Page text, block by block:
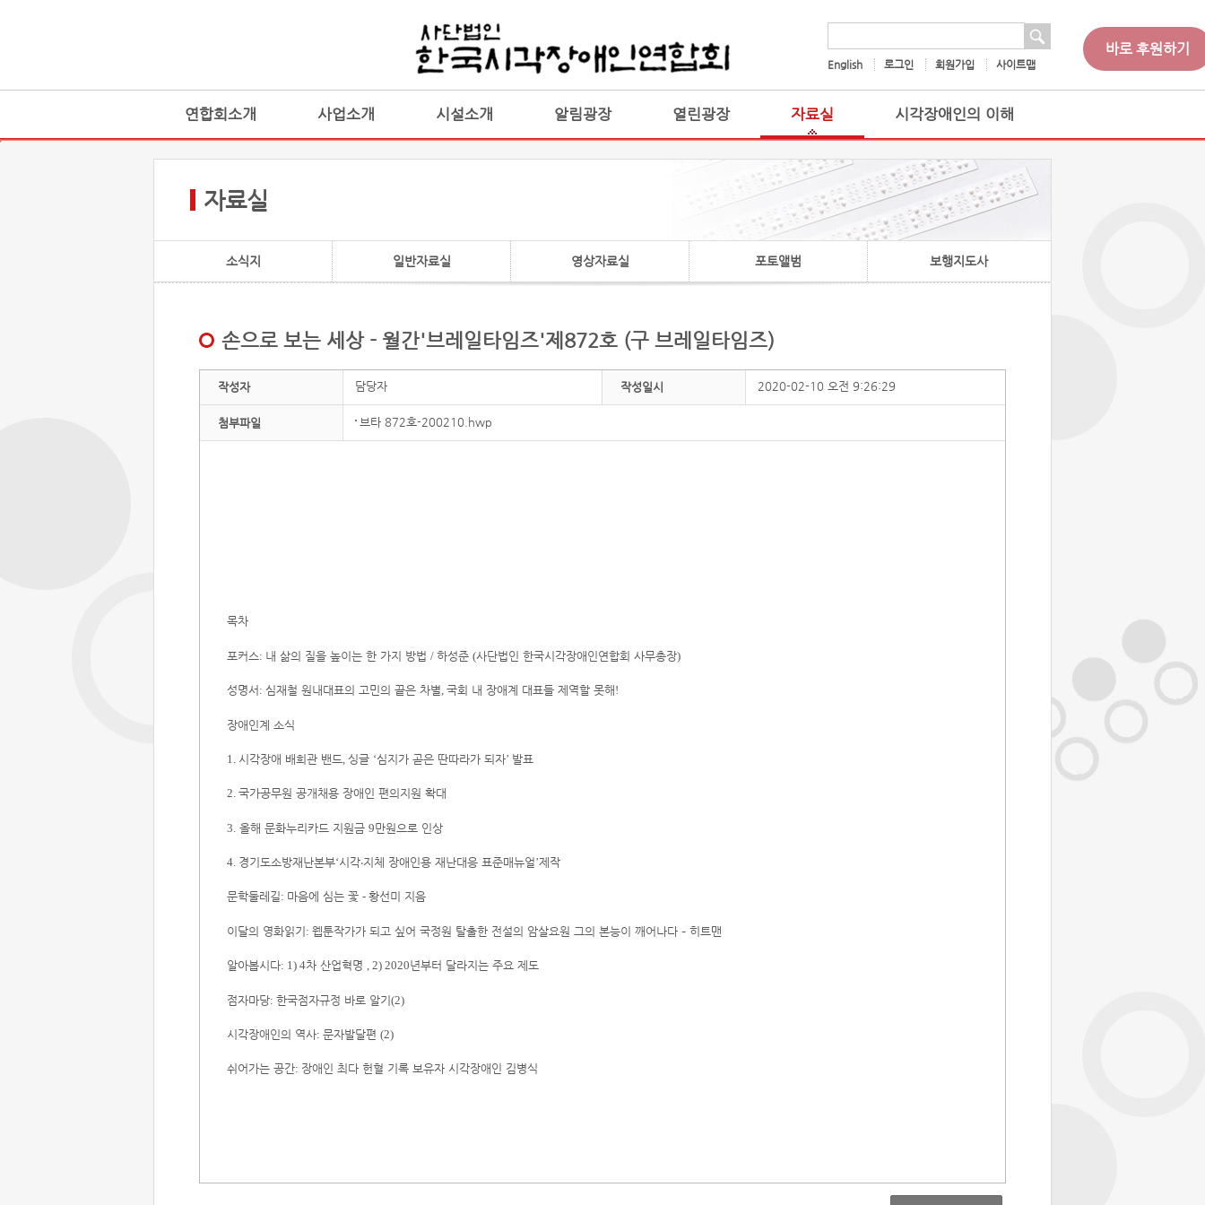
English 로그인 회원가입 사이트맵
바로 후원하기
연합회소개 사업소개 시설소개 알림광장 열린광장 자료실 시각장애인의 이해
자료실
소식지 일반자료실 영상자료실 포토앨범 보행지도사
손으로 보는 세상 - 월간'브레일타임즈'제872호 (구 브레일타임즈)
작성자 담당자 작성일시 2020-02-10 오전 9:26:29
첨부파일 브타 872호-200210.hwp
목차
포커스: 내 삶의 질을 높이는 한 가지 방법 / 하성준 (사단법인 한국시각장애인연합회 사무총장)
성명서 : 심재철 원내대표의 고민의 끝은 차별, 국회 내 장애계 대표들 제역할 못해 !
장애인계 소식
1. 시각장애 배희관 밴드, 싱글 ‘심지가 곧은 딴따라가 되자’ 발표
2. 국가공무원 공개채용 장애인 편의지원 확대
3. 올해 문화누리카드 지원금 9만원으로 인상
4. 경기도소방재난본부‘시각‧지체 장애인용 재난대응 표준매뉴얼’제작
문학둘레길: 마음에 심는 꽃 - 황선미 지음
이달의 영화읽기 : 웹툰작가가 되고 싶어 국정원 탈출한 전설의 암살요원 그의 본능이 깨어나다 – 히트맨
알아봅시다: 1) 4차 산업혁명 , 2) 2020년부터 달라지는 주요 제도
점자마당: 한국점자규정 바로 알기(2)
시각장애인의 역사: 문자발달편 (2)
쉬어가는 공간: 장애인 최다 헌혈 기록 보유자 시각장애인 김병식